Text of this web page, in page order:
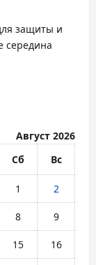
защиты и
середина
Август 2026
Сб Вс
1 2
8 9
15 16